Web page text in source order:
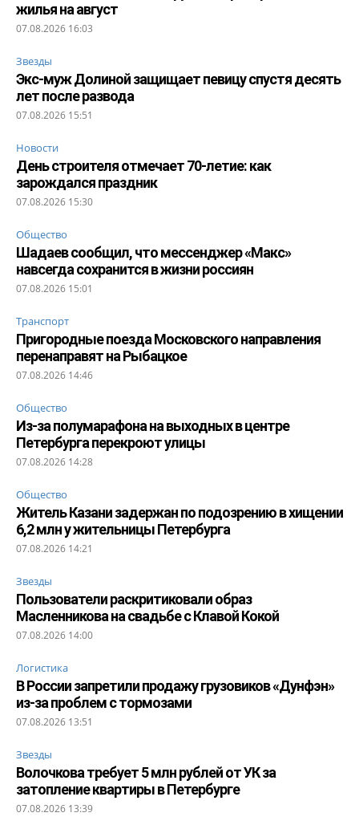
жилья на август
07.08.2026 16:03
Звезды
Экс-муж Долиной защищает певицу спустя десять
лет после развода
07.08.2026 15:51
Новости
День строителя отмечает 70-летие: как
зарождался праздник
07.08.2026 15:30
Общество
Шадаев сообщил, что мессенджер «Макс»
навсегда сохранится в жизни россиян
07.08.2026 15:01
Транспорт
Пригородные поезда Московского направления
перенаправят на Рыбацкое
07.08.2026 14:46
Общество
Из-за полумарафона на выходных в центре
Петербурга перекроют улицы
07.08.2026 14:28
Общество
Житель Казани задержан по подозрению в хищении
6,2 млн у жительницы Петербурга
07.08.2026 14:21
Звезды
Пользователи раскритиковали образ
Масленникова на свадьбе с Клавой Кокой
07.08.2026 14:00
Логистика
В России запретили продажу грузовиков «Дунфэн»
из-за проблем с тормозами
07.08.2026 13:51
Звезды
Волочкова требует 5 млн рублей от УК за
затопление квартиры в Петербурге
07.08.2026 13:39